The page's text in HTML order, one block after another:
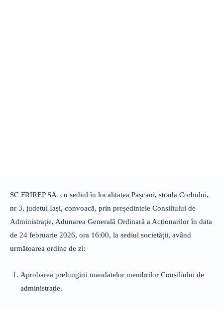
SC FRIREP SA cu sediul în localitatea Pașcani, strada Corbului,
nr 3, judetul Iași, convoacă, prin președintele Consiliului de
Administrație, Adunarea Generală Ordinară a Acționarilor în data
de 24 februarie 2026, ora 16:00, la sediul societății, având
următoarea ordine de zi:
Aprobarea prelungirii mandatelor membrilor Consiliului de
administrație.